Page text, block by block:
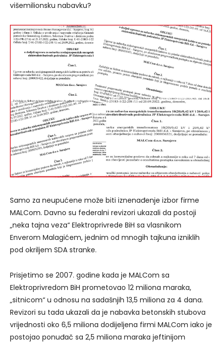
višemilionsku nabavku?
Samo za neupućene može biti iznenađenje izbor firme
MALCom. Davno su federalni revizori ukazali da postoji
„neka tajna veza“ Elektroprivrede BiH sa vlasnikom
Enverom Malagićem, jednim od mnogih tajkuna izniklih
pod okriljem SDA stranke.
Prisjetimo se 2007. godine kada je MALCom sa
Elektroprivredom BiH prometovao 12 miliona maraka,
„sitnicom“ u odnosu na sadašnjih 13,5 miliona za 4 dana.
Revizori su tada ukazali da je nabavka betonskih stubova
vrijednosti oko 6,5 miliona dodijeljena firmi MALCom iako je
postojao ponuđač sa 2,5 miliona maraka jeftinijom